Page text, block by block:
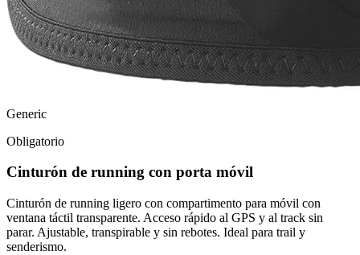
Generic
Obligatorio
Cinturón de running con porta móvil
Cinturón de running ligero con compartimento para móvil con
ventana táctil transparente. Acceso rápido al GPS y al track sin
parar. Ajustable, transpirable y sin rebotes. Ideal para trail y
senderismo.